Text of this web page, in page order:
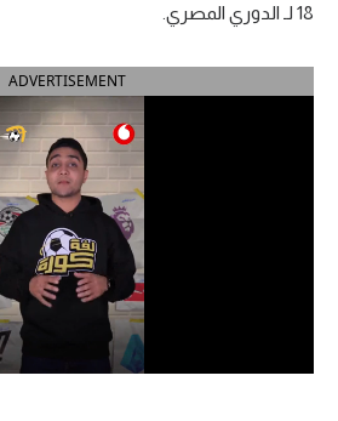
الدوري الإسباني
الدوري السعودي للمحترفين
18 لـ الدوري المصري.
ADVERTISEMENT